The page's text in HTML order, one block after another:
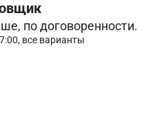
по договоренности.
все варианты